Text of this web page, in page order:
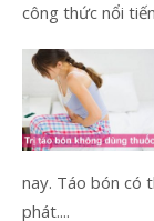
công thức nổi
nay. Táo bón có
phát....